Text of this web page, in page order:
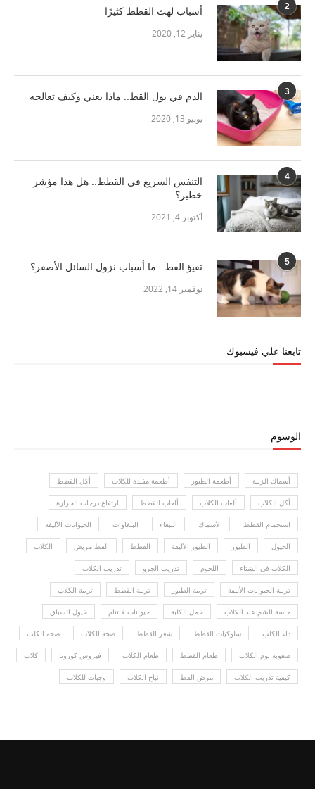
2 أسباب لهث القطط كثيرًا
يناير 12, 2020
3 الدم في بول القط.. ماذا يعني وكيف تعالجه
يونيو 13, 2020
4
التنفس السريع في القطط.. هل هذا مؤشر
خطير؟
أكتوبر 4, 2021
5 تقيؤ القط.. ما أسباب نزول السائل الأصفر؟
نوفمبر 14, 2022
تابعنا علي فيسبوك
الوسوم
أسماك الزينة أطعمة الطيور أطعمة مفيدة للكلاب أكل القطط
أكل الكلاب ألعاب الكلاب ألعاب للقطط ارتفاع درجات الحرارة
استحمام القطط الأسماك الببغاء الببغاوات الحيوانات الأليفة
الخيول الطيور الطيور الأليفة القطط القط مريض الكلاب
الكلاب في الشتاء اللحوم تدريب الجرو تدريب الكلاب
تربية الحيوانات الأليفة تربية الطيور تربية القطط تربية الكلاب
حاسة الشم عند الكلاب حمل الكلبة حيوانات لا تنام خيول السباق
داء الكلب سلوكيات القطط شعر القطط صحة الكلاب صحة الكلب
صعوبة نوم الكلاب طعام القطط طعام الكلاب فيروس كورونا كلاب
كيفية تدريب الكلاب مرض القط نباح الكلاب وجبات للكلاب